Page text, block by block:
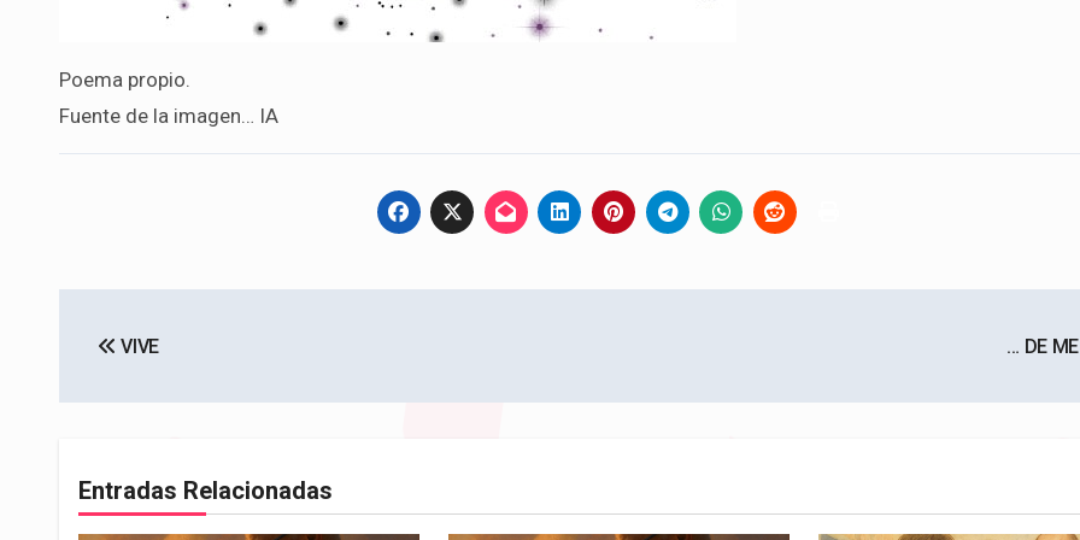
Poema propio.
Fuente de la imagen… IA
de
entradas
VIVE … DE
Entradas Relacionadas